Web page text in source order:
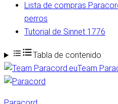
Lista de compras
perros
Tutorial de Sinnet 1776
Tabla de contenido
Team